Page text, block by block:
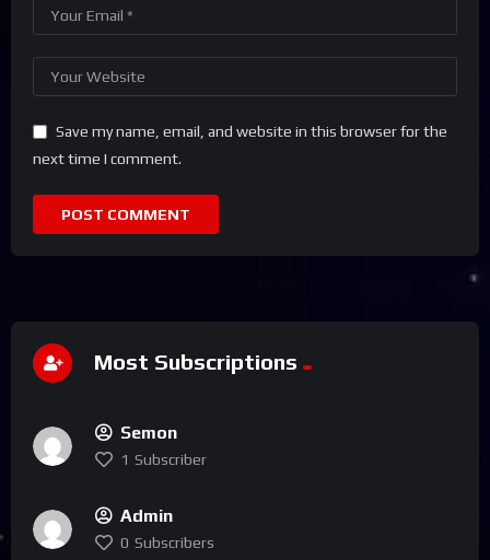
Save my name, email, and website in this browser for the
next time I comment.
Most Subscriptions
Semon
1 Subscriber
Admin
0 Subscribers